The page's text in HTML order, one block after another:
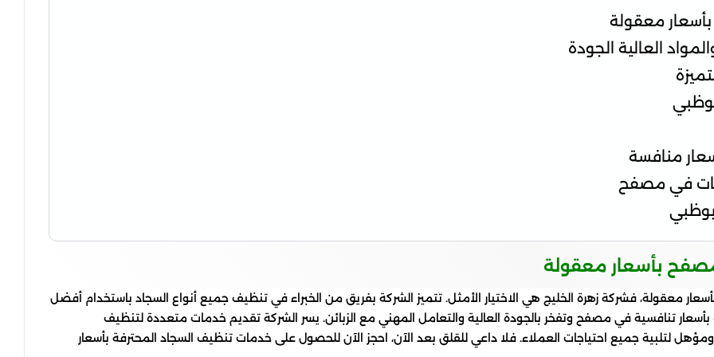
معقولة
العالية الجودة
منافسة
في مصفح
بأسعار معقولة
معقولة، فشركة زهرة الخليج هي الاختيار الأمثل. تتميز الشركة بفريق من الخبراء في تنظيف جميع أنواع السجاد باستخدام أفضل
بأسعار تنافسية في مصفح وتفخر بالجودة العالية والتعامل المهني مع الزبائن. يسر الشركة تقديم خدمات متعددة لتنظيف
جميع احتياجات العملاء. فلا داعي للقلق بعد الآن، احجز الآن للحصول على خدمات تنظيف السجاد المحترفة بأسعار